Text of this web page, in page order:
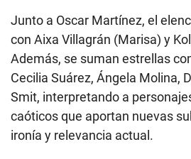
Junto a Oscar Martínez, el
con Aixa Villagrán (Marisa) y
Además, se suman estrellas
Cecilia Suárez, Ángela Molina,
Smit, interpretando a
caóticos que aportan nuevas
ironía y relevancia actual.